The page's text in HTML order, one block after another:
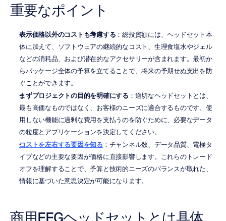
重要なポイント
表示価格以外のコストも考慮する ：総投資額には、ヘッドセット本
体に加えて、ソフトウェアの継続的なコスト、生理食塩水やジェル
などの消耗品、および潜在的なアクセサリーが含まれます。最初か
らパッケージ全体の予算を立てることで、将来の予期せぬ支出を防
ぐことができます。
まずプロジェクトの目的を明確にする ：適切なヘッドセットとは、
最も高価なものではなく、お客様のニーズに適合するものです。使
用しない機能に過剰な費用を支払うのを防ぐために、必要なデータ
の粒度とアプリケーションを決定してください。
コストを左右する要因を知る ：チャンネル数、データ品質、電極タ
イプなどの主要な要因が価格に直接影響します。これらのトレード
オフを理解することで、予算と技術的ニーズのバランスが取れた、
情報に基づいた意思決定が可能になります。
商用EEGヘッドセットとは具体